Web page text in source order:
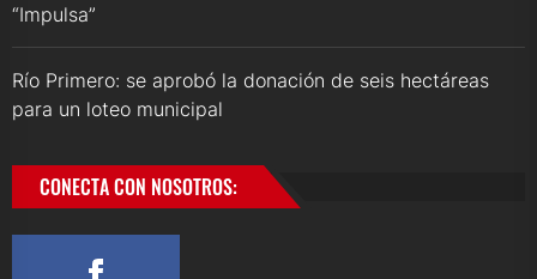
“Impulsa”
Río Primero: se aprobó la donación de seis hectáreas
para un loteo municipal
CONECTA CON NOSOTROS: